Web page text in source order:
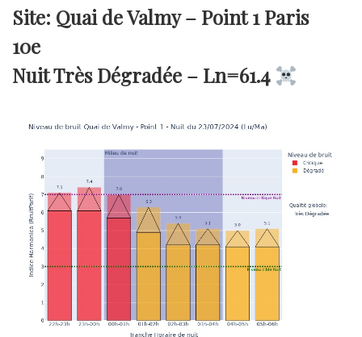
Site: Quai de Valmy – Point 1 Paris
10e
Nuit Très Dégradée – Ln=61.4